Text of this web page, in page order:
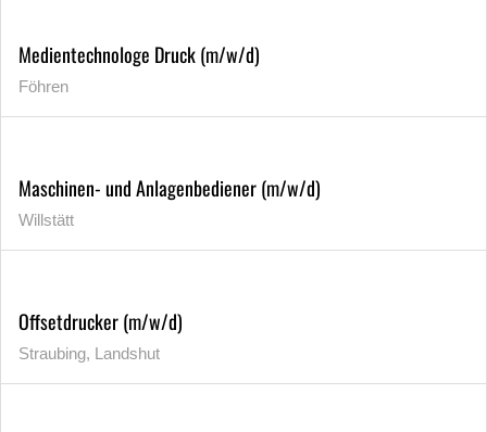
Medientechnologe Druck (m/w/d)
Föhren
Maschinen- und Anlagenbediener (m/w/d)
Willstätt
Offsetdrucker (m/w/d)
Straubing, Landshut